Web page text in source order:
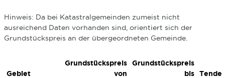
Hinweis: Da bei Katastralgemeinden zumeist nicht
ausreichend Daten vorhanden sind, orientiert sich der
Grundstückspreis an der übergeordneten Gemeinde.
Gebiet
Grundstückspreis
von
Grundstückspreis
bis